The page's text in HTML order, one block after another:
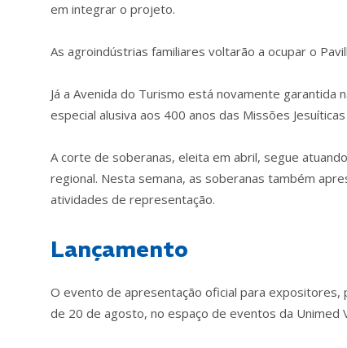
em integrar o projeto.
As agroindústrias familiares voltarão a ocupar o
Já a Avenida do Turismo está novamente
especial alusiva aos 400 anos das Missões
A corte de soberanas, eleita em abril, segue
regional. Nesta semana, as soberanas também
atividades de representação.
Lançamento
O evento de apresentação oficial para
de 20 de agosto, no espaço de eventos da Unimed